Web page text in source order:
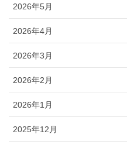
2026年5月
2026年4月
2026年3月
2026年2月
2026年1月
2025年12月